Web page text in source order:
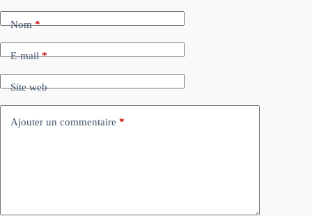
Nom*
E-mail*
Site web
Ajouter un commentaire *